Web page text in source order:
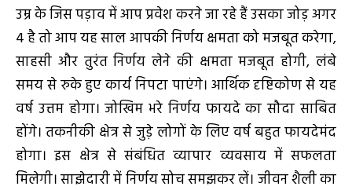
उम्र के जिस पड़ाव में आप प्रवेश करने जा रहे हैं उसका जोड़ अगर
4 है तो आप यह साल आपकी निर्णय क्षमता को मजबूत करेगा,
साहसी और तुरंत निर्णय लेने की क्षमता मजबूत होगी, लंबे
समय से रुके हुए कार्य निपटा पाएंगे। आर्थिक दृष्टिकोण से यह
वर्ष उत्तम होगा। जोखिम भरे निर्णय फायदे का सौदा साबित
होंगे। तकनीकी क्षेत्र से जुड़े लोगों के लिए वर्ष बहुत फायदेमंद
होगा। इस क्षेत्र से संबंधित व्यापार व्यवसाय में सफलता
मिलेगी। साझेदारी में निर्णय सोच समझकर लें। जीवन शैली का